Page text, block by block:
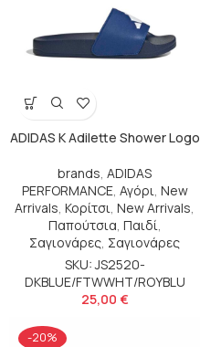
ADIDAS K Adilette Shower Logo
brands, ADIDAS
PERFORMANCE, Αγόρι, New
Arrivals, Κορίτσι, New Arrivals,
Παπούτσια, Παιδί,
Σαγιονάρες, Σαγιονάρες
SKU: JS2520-
DKBLUE/FTWWHT/ROYBLU
25,00 €
-20%